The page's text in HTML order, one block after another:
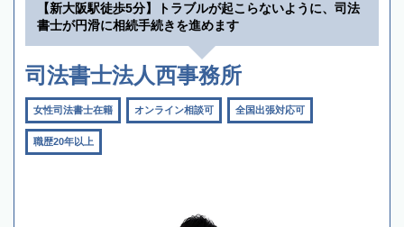
【新大阪駅徒歩5分】トラブルが起こらないように、司法
書士が円滑に相続手続きを進めます
司法書士法人西事務所
女性司法書士在籍 オンライン相談可 全国出張対応可
職歴20年以上